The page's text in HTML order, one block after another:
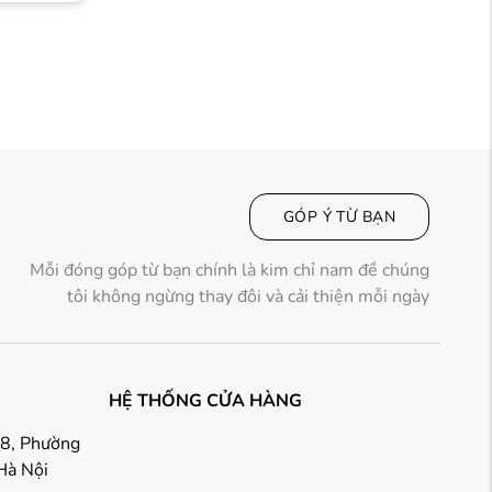
GÓP Ý TỪ BẠN
Mỗi đóng góp từ bạn chính là kim chỉ nam đề chúng
tôi không ngừng thay đôi và cải thiện mỗi ngày
Phường
Nội
HỆ THỐNG CỬA HÀNG